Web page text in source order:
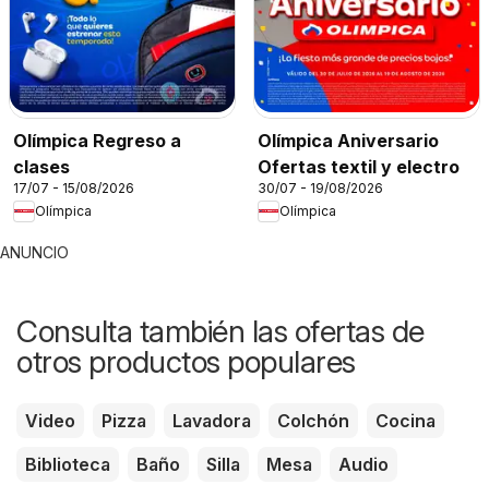
Olímpica Regreso a
clases
17/07 - 15/08/2026
Olímpica
Olímpica Aniversario
Ofertas textil y electro
30/07 - 19/08/2026
Olímpica
ANUNCIO
Consulta también las ofertas de
otros productos populares
Video Pizza Lavadora Colchón
Cocina
Biblioteca
Baño Silla Mesa Audio